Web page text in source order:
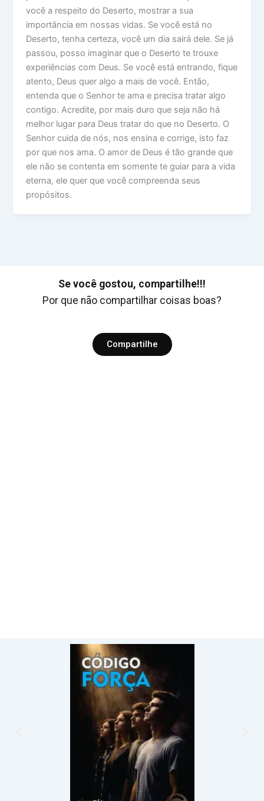
você a respeito do Deserto, mostrar a sua
importância em nossas vidas. Se você está no
Deserto, tenha certeza, você um dia sairá dele. Se já
passou, posso imaginar que o Deserto te trouxe
experiências com Deus. Se você está entrando, fique
atento, Deus quer algo a mais de você. Então,
entenda que o Senhor te ama e precisa tratar algo
contigo. Acredite, por mais duro que seja não há
melhor lugar para Deus tratar do que no Deserto. O
Senhor cuida de nós, nos ensina e corrige, isto faz
por que nos ama. O amor de Deus é tão grande que
ele não se contenta em somente te guiar para a vida
eterna, ele quer que você compreenda seus
propósitos.
Se você gostou, compartilhe!!!
Por que não compartilhar coisas boas?
Compartilhe